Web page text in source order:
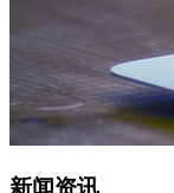
新闻资讯